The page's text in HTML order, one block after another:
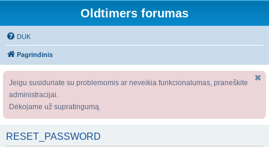
Oldtimers forumas
DUK
Pagrindinis
Jeigu susiduriate su problemomis ar neveikia funkcionalumas, praneškite
administracijai.
Dėkojame už supratingumą.
RESET_PASSWORD